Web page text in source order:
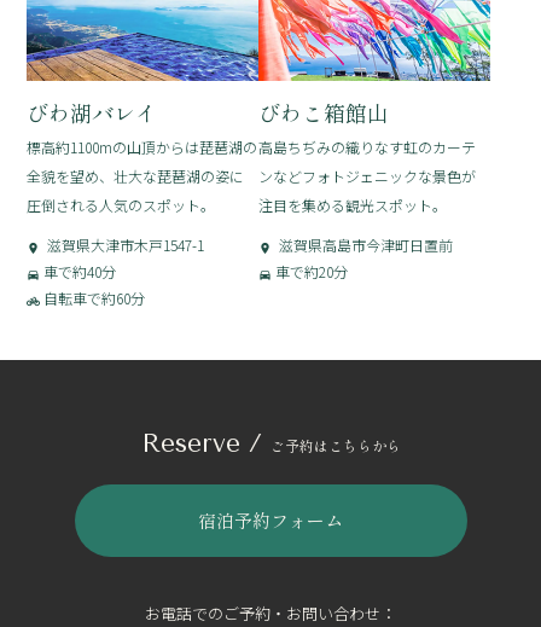
びわ湖バレイ
標高約1100mの山頂からは琵琶湖の
全貌を望め、壮大な琵琶湖の姿に
圧倒される人気のスポット。
滋賀県大津市木戸1547-1
車で約40分
自転車で約60分
びわこ箱館山
高島ちぢみの織りなす虹のカーテ
ンなどフォトジェニックな景色が
注目を集める観光スポット。
滋賀県高島市今津町日置前
車で約20分
Reserve / ご予約はこちらから
宿泊予約フォーム
お電話でのご予約・お問い合わせ：